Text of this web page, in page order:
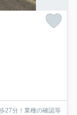
27分！業種の確認等